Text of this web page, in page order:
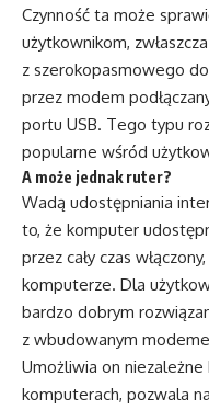
Czynność ta może
użytkownikom,
z szerokopasmowego
przez modem
portu USB. Tego typu
popularne wśród
A może jednak ruter?
Wadą udostępniania
to, że komputer
przez cały czas
komputerze. Dla
bardzo dobrym
z wbudowanym
Umożliwia on
komputerach, pozwala